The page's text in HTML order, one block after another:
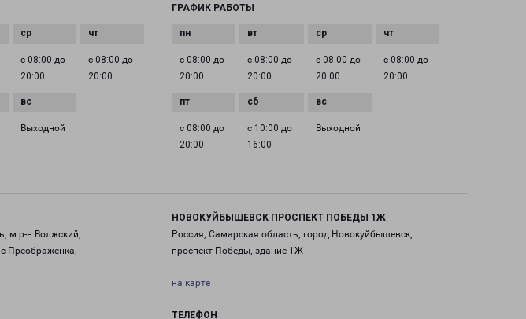
с 08:00 до
20:00
с 08:00 до
20:00
Выходной
ГРАФИК РАБОТЫ
с 08:00 до
20:00
с 08:00 до
20:00
с 08:00 до
20:00
с 08:00 до
20:00
с 08:00 до
20:00
с 10:00 до
16:00
Выходной
м.р-н Волжский,
Преображенка,
НОВОКУЙБЫШЕВСК ПРОСПЕКТ ПОБЕДЫ 1Ж
Россия, Самарская область, город Новокуйбышевск,
проспект Победы, здание 1Ж
на карте
ТЕЛЕФОН